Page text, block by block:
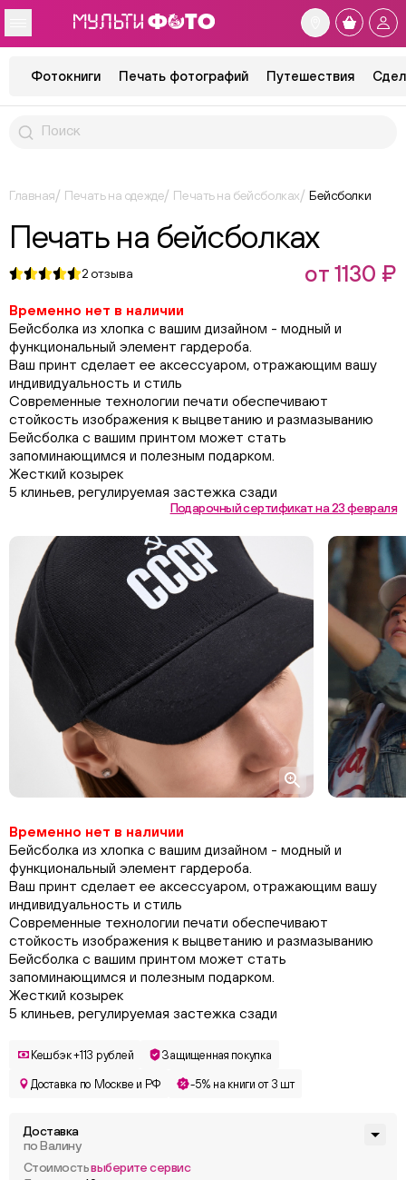
Фотокниги Печать фотографий Путешествия
Главная Печать на одежде Печать на бейсболках Бейсболки
Временно нет в наличии
Бейсболка из хлопка с вашим дизайном - модный и
функциональный элемент гардероба.
Ваш принт сделает ее аксессуаром, отражающим вашу
индивидуальность и стиль
Современные технологии печати обеспечивают
стойкость изображения к выцветанию и размазыванию
Бейсболка с вашим принтом может стать
запоминающимся и полезным подарком.
Жесткий козырек
5 клиньев, регулируемая застежка сзади
Печать на бейсболках
2 отзыва от 1130 ₽
Временно нет в наличии
Бейсболка из хлопка с вашим дизайном - модный и
функциональный элемент гардероба.
Ваш принт сделает ее аксессуаром, отражающим вашу
индивидуальность и стиль
Современные технологии печати обеспечивают
стойкость изображения к выцветанию и размазыванию
Бейсболка с вашим принтом может стать
запоминающимся и полезным подарком.
Жесткий козырек
5 клиньев, регулируемая застежка сзади
Подарочный сертификат на 23 февраля
Кешбэк +113 рублей Защищенная покупка
Доставка по Москве и РФ -5% на книги от 3 шт
Доставка
по Валину
Стоимостьвыберите сервис